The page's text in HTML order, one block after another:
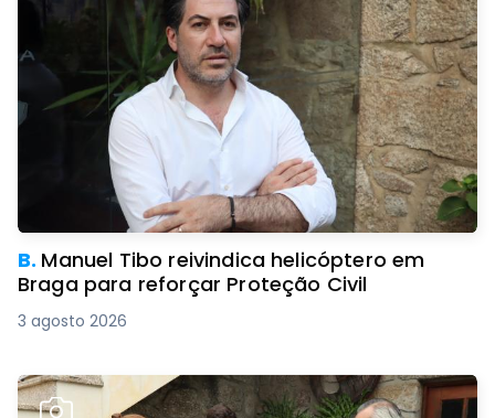
B. Manuel Tibo reivindica helicóptero em
Braga para reforçar Proteção Civil
3 agosto 2026